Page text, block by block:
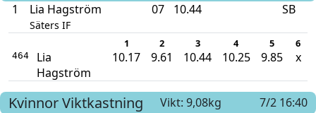
1
Lia Hagström
Säters IF
07 10.44 SB
1 2 3 4 5 6
464
Lia
Hagström
10.17 9.61 10.44 10.25 9.85 x
KvinnorViktkastning Vikt: 9,08kg
7/2 16:40